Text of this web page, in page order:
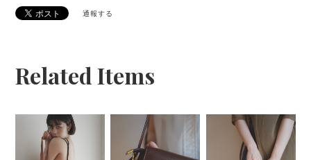
通報する
Related Items